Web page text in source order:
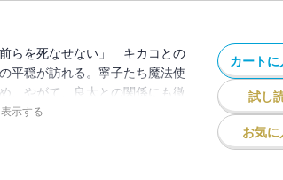
前らを死なせない」 キカコとの
平穏が訪れる。寧子たち魔法使
、やがて、良太との関係にも微
ちを救うため、良太は、ある
示する
カートに
試し
お気に